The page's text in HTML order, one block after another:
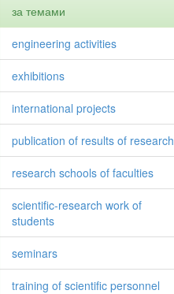
за темами
engineering activities
exhibitions
international projects
publication of results of research
research schools of faculties
scientific-research work of
students
seminars
training of scientific personnel